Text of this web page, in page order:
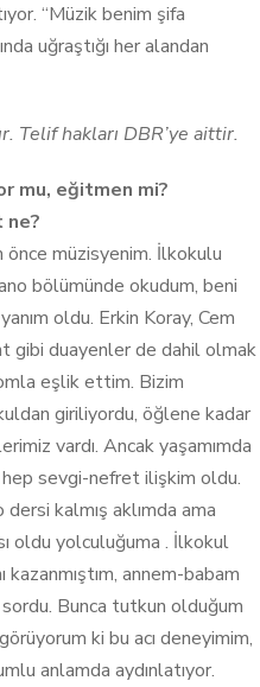
“Müzik benim şifa
uğraştığı her alandan
Telif hakları DBR’ye aittir.
mu, eğitmen mi?
ne?
önce müzisyenim. İlkokulu
bölümünde okudum, beni
oldu. Erkin Koray, Cem
gibi duayenler de dahil olmak
eşlik ettim. Bizim
giriliyordu, öğlene kadar
vardı. Ancak yaşamımda
sevgi-nefret ilişkim oldu.
kalmış aklımda ama
oldu yolculuğuma . İlkokul
kazanmıştım, annem-babam
Bunca tutkun olduğum
ki bu acı deneyimim,
anlamda aydınlatıyor.